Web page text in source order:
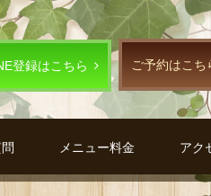
登録はこちら ご予約はこち
メニュー料金 アク